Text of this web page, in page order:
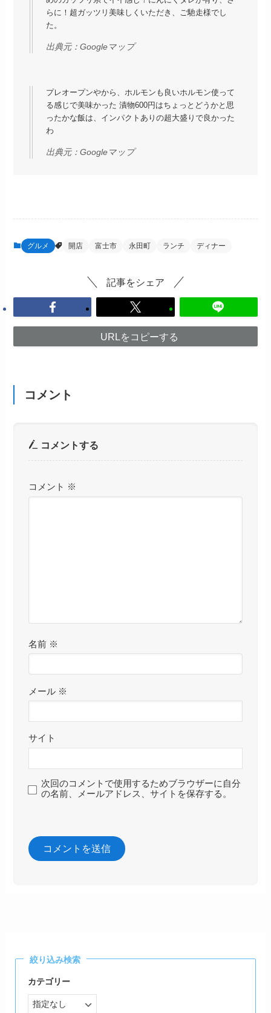
らに！超ガッツリ美味しくいただき、ご馳走様でし
た。
出典元：Googleマップ
プレオープンやから、ホルモンも良いホルモン使って
る感じで美味かった 漬物600円はちょっとどうかと思
ったかな飯は、インパクトありの超大盛りで良かった
わ
出典元：Googleマップ
グルメ 開店 富士市 永田町 ランチ ディナー
記事をシェア
URLをコピーする
コメント
コメントする
コメント ※
名前 ※
メール ※
サイト
次回のコメントで使用するためブラウザーに自分
の名前、メールアドレス、サイトを保存する。
絞り込み検索
カテゴリー